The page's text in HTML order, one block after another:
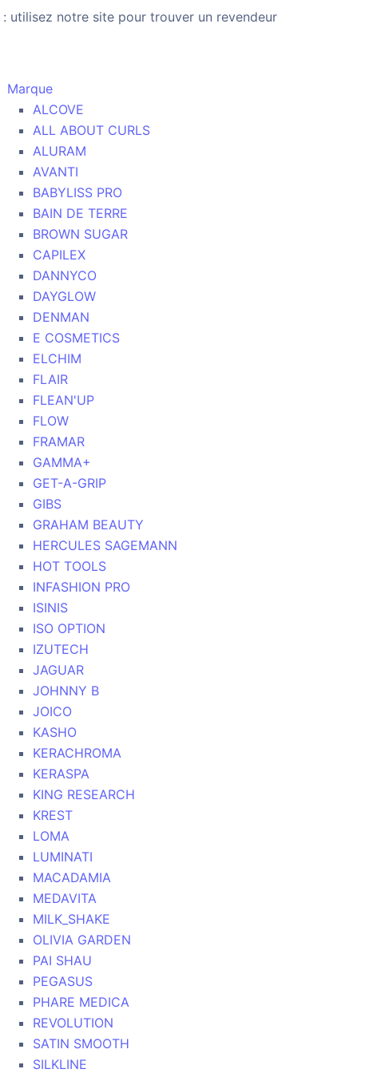
: utilisez notre site pour trouver un revendeur
Marque
ALCOVE
ALL ABOUT CURLS
ALURAM
AVANTI
BABYLISS PRO
BAIN DE TERRE
BROWN SUGAR
CAPILEX
DANNYCO
DAYGLOW
DENMAN
E COSMETICS
ELCHIM
FLAIR
FLEAN'UP
FLOW
FRAMAR
GAMMA+
GET-A-GRIP
GIBS
GRAHAM BEAUTY
HERCULES SAGEMANN
HOT TOOLS
INFASHION PRO
ISINIS
ISO OPTION
IZUTECH
JAGUAR
JOHNNY B
JOICO
KASHO
KERACHROMA
KERASPA
KING RESEARCH
KREST
LOMA
LUMINATI
MACADAMIA
MEDAVITA
MILK_SHAKE
OLIVIA GARDEN
PAI SHAU
PEGASUS
PHARE MEDICA
REVOLUTION
SATIN SMOOTH
SILKLINE